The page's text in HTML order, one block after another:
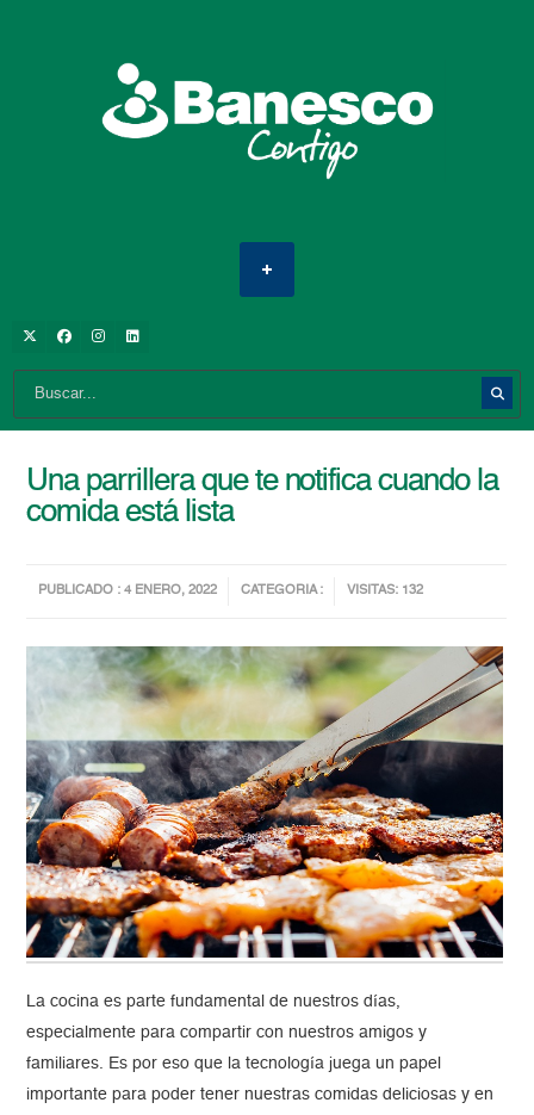
Una parrillera que te notifica cuando la
comida está lista
PUBLICADO : 4 ENERO, 2022 CATEGORIA : VISITAS: 132
La cocina es parte fundamental de nuestros días,
especialmente para compartir con nuestros amigos y
familiares. Es por eso que la tecnología juega un papel
importante para poder tener nuestras comidas deliciosas y en